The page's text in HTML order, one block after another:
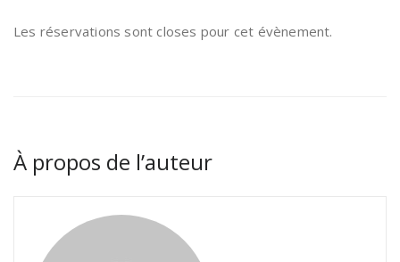
Les réservations sont closes pour cet évènement.
À propos de l’auteur